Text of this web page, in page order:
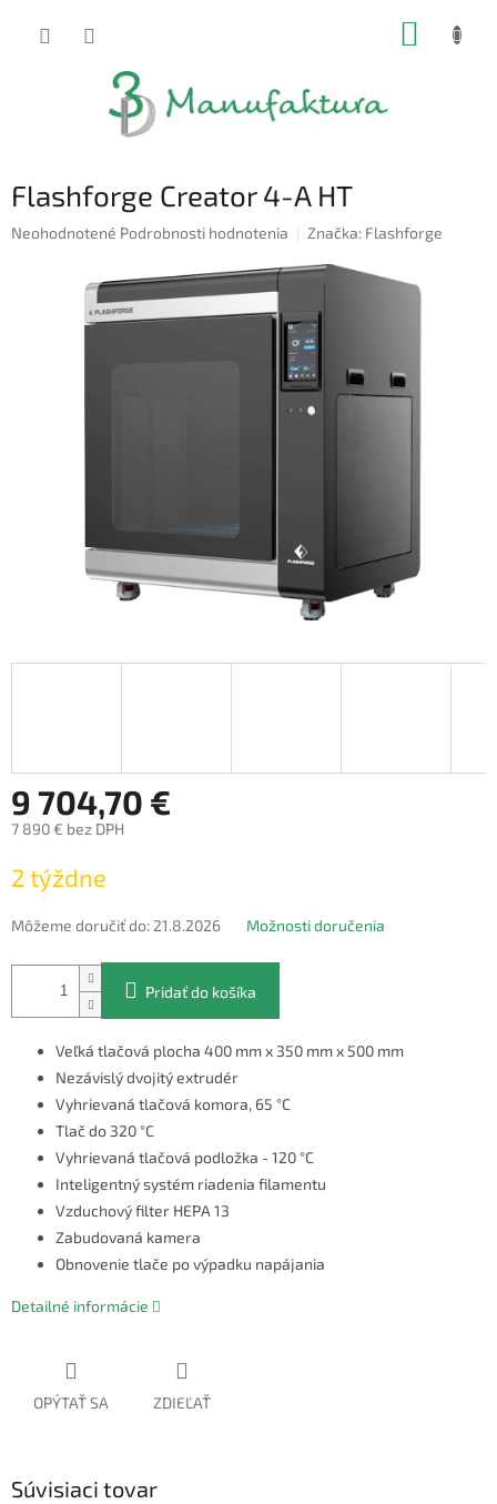
Flashforge Creator 4-A HT
Priemerné
Neohodnotené Podrobnosti hodnotenia Značka: Flashforge
9 704,70 €
7 890 € bez DPH
cena:
2 týždne
Môžeme doručiť do:21.8.2026 Možnosti doručenia
Pridať do košíka
Veľká tlačová plocha 400 mm x 350 mm x 500 mm
Nezávislý dvojitý extrudér
Vyhrievaná tlačová komora, 65 °C
Tlač do 320 °C
Vyhrievaná tlačová podložka - 120 °C
Inteligentný systém riadenia filamentu
Vzduchový filter HEPA 13
Zabudovaná kamera
Obnovenie tlače po výpadku napájania
Detailné informácie
OPÝTAŤ SA ZDIEĽAŤ
Súvisiaci tovar